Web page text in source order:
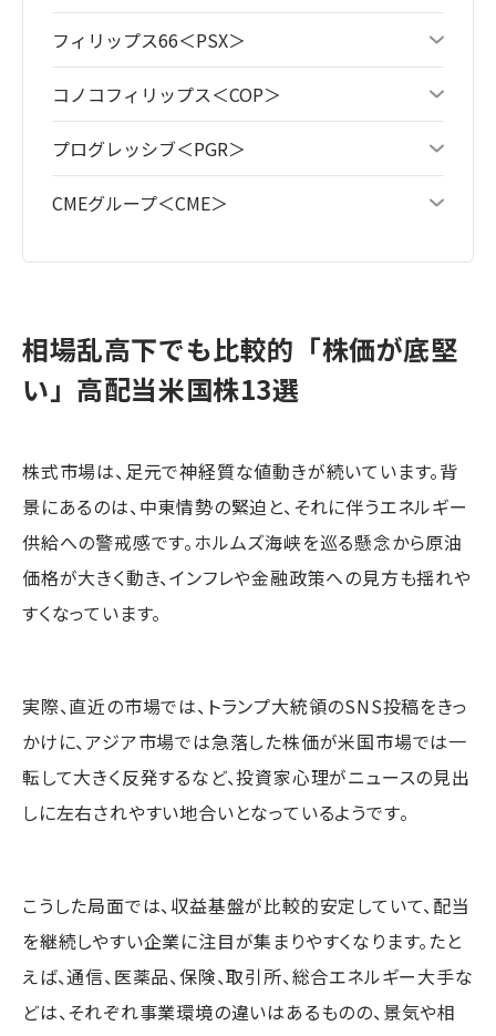
フィリップス66＜PSX＞
コノコフィリップス＜COP＞
プログレッシブ＜PGR＞
CMEグループ＜CME＞
相場乱高下でも比較的「株価が底堅
い」高配当米国株13選
株式市場は、足元で神経質な値動きが続いています。背
景にあるのは、中東情勢の緊迫と、それに伴うエネルギー
供給への警戒感です。ホルムズ海峡を巡る懸念から原油
価格が大きく動き、インフレや金融政策への見方も揺れや
すくなっています。
実際、直近の市場では、トランプ大統領のSNS投稿をきっ
かけに、アジア市場では急落した株価が米国市場では一
転して大きく反発するなど、投資家心理がニュースの見出
しに左右されやすい地合いとなっているようです。
こうした局面では、収益基盤が比較的安定していて、配当
を継続しやすい企業に注目が集まりやすくなります。たと
えば、通信、医薬品、保険、取引所、総合エネルギー大手な
どは、それぞれ事業環境の違いはあるものの、景気や相